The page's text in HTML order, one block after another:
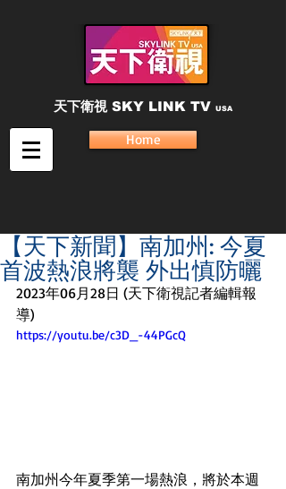
天下衛視 SKY LINK TV USA
Home
【天下新聞】南加州: 今夏
首波熱浪將襲 外出慎防曬
2023年06月28日 (天下衛視記者編輯報
導)
https://youtu.be/c3D_-44PGcQ
南加州今年夏季第一場熱浪，將於本週